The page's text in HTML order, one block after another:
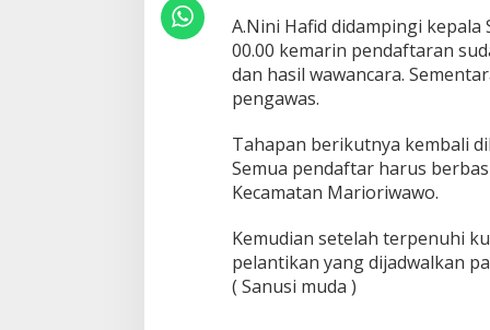
r
a
n
g
P
m
i
n
a
A.Nini Hafid didampingi
00.00 kemarin pendaftaran
dan hasil wawancara.
pengawas.
Tahapan berikutnya kembali
Semua pendaftar harus
Kecamatan Marioriwawo.
Kemudian setelah terpenuhi
pelantikan yang dijadwalkan
( Sanusi muda )